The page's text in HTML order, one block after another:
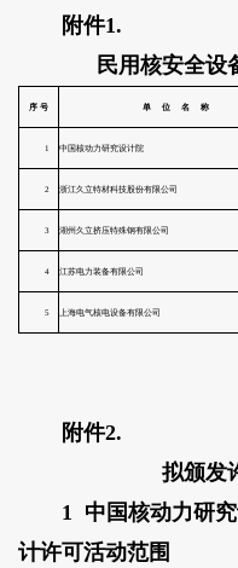
附件1.
民用核安全设
附件2.
拟颁发
1 中国核动力研
计许可活动范围